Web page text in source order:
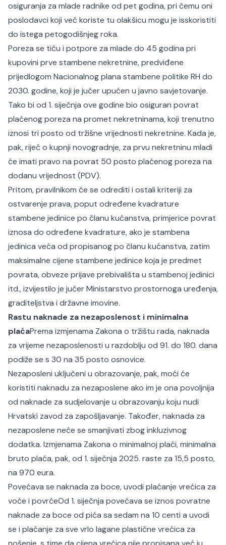
osiguranja za mlade radnike od pet godina, pri čemu oni
poslodavci koji već koriste tu olakšicu mogu je isskoristiti
do istega petogodišnjeg roka.
Poreza se tiču i potpore za mlade do 45 godina pri
kupovini prve stambene nekretnine, predviđene
prijedlogom Nacionalnog plana stambene politike RH do
2030. godine, koji je jučer upućen u javno savjetovanje.
Tako bi od 1. siječnja ove godine bio osiguran povrat
plaćenog poreza na promet nekretninama, koji trenutno
iznosi tri posto od tržišne vrijednosti nekretnine. Kada je,
pak, riječ o kupnji novogradnje, za prvu nekretninu mladi
će imati pravo na povrat 50 posto plaćenog poreza na
dodanu vrijednost (PDV).
Pritom, pravilnikom će se odrediti i ostali kriteriji za
ostvarenje prava, poput određene kvadrature
stambene jedinice po članu kućanstva, primjerice povrat
iznosa do određene kvadrature, ako je stambena
jedinica veća od propisanog po članu kućanstva, zatim
maksimalne cijene stambene jedinice koja je predmet
povrata, obveze prijave prebivališta u stambenoj jedinici
itd., izvijestilo je jučer Ministarstvo prostornoga uređenja,
graditeljstva i državne imovine.
Rastu naknade za nezaposlenost i minimalna
plaćaPrema izmjenama Zakona o tržištu rada, naknada
za vrijeme nezaposlenosti u razdoblju od 91. do 180. dana
podiže se s 30 na 35 posto osnovice.
Nezaposleni uključeni u obrazovanje, pak, moći će
koristiti naknadu za nezaposlene ako im je ona povoljnija
od naknade za sudjelovanje u obrazovanju koju nudi
Hrvatski zavod za zapošljavanje. Također, naknada za
nezaposlene neće se smanjivati zbog inkluzivnog
dodatka. Izmjenama Zakona o minimalnoj plaći, minimalna
bruto plaća, pak, od 1. siječnja 2025. raste za 15,5 posto,
na 970 eura.
Povećava se naknada za boce, uvodi plaćanje vrećica za
voće i povrćeOd 1. siječnja povećava se iznos povratne
naknade za boce od pića sa sedam na 10 centi a uvodi
se i plaćanje za sve vrlo lagane plastične vrećica za